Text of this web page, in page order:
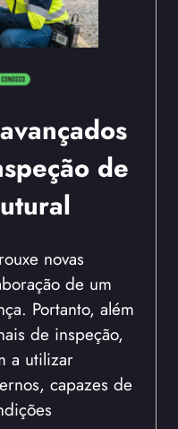
de
novas
de um
Portanto, além
de inspeção,
a utilizar
capazes de